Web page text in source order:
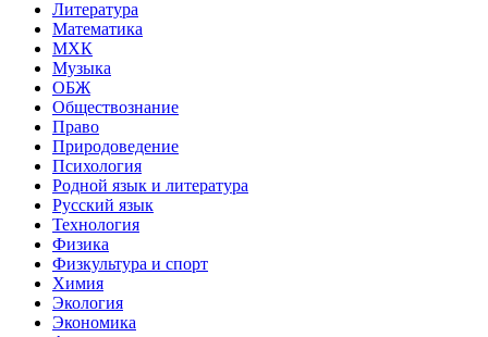
Литература
Математика
МХК
Музыка
ОБЖ
Обществознание
Право
Природоведение
Психология
Родной язык и литература
Русский язык
Технология
Физика
Физкультура и спорт
Химия
Экология
Экономика